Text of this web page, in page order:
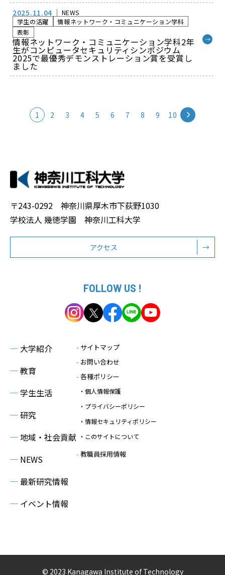
2025.11.04
NEWS
学生の活躍
情報ネットワーク・コミュニケーション学科
表彰
情報ネットワーク・コミュニケーション学科2年
生がコンピュータセキュリティシンポジウム
2025で最優秀デモンストレーション賞を受賞し
ました
→
1 2 3 4 5 6 7 8 9 10
〒243-0292 神奈川県厚木市下荻野1030
学校法人 幾徳学園 神奈川工科大学
アクセス →
FOLLOW US !
─ 大学紹介
─教育
─学生生活
─研究
─地域・社会貢献
─ NEWS
─ 最新研究情報
─ イベント情報
- サイトマップ
- お問い合わせ
- 各種ポリシー
・個人情報保護
・プライバシーポリシー
・情報セキュリティポリシー
・このサイトについて
- 教職員採用情報
© 2023 Kanagawa Institute of Technology